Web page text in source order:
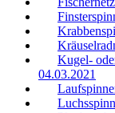
Kugel-
04.03.2021